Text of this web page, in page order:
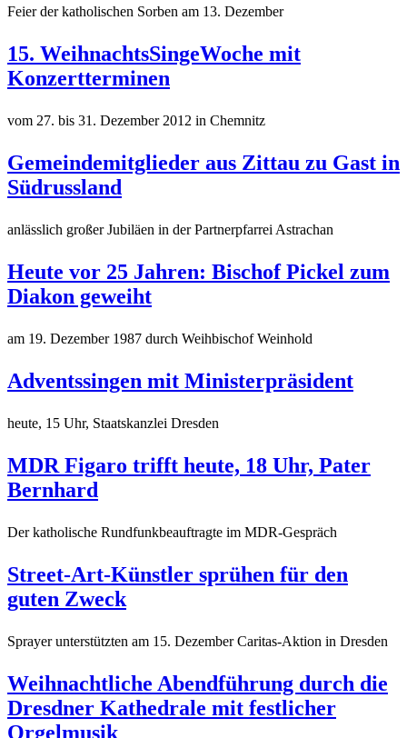
Feier der katholischen Sorben am 13. Dezember
15. WeihnachtsSingeWoche mit
Konzertterminen
vom 27. bis 31. Dezember 2012 in Chemnitz
Gemeindemitglieder aus Zittau zu Gast in
Südrussland
anlässlich großer Jubiläen in der Partnerpfarrei Astrachan
Heute vor 25 Jahren: Bischof Pickel zum
Diakon geweiht
am 19. Dezember 1987 durch Weihbischof Weinhold
Adventssingen mit Ministerpräsident
heute, 15 Uhr, Staatskanzlei Dresden
MDR Figaro trifft heute, 18 Uhr, Pater
Bernhard
Der katholische Rundfunkbeauftragte im MDR-Gespräch
Street-Art-Künstler sprühen für den
guten Zweck
Sprayer unterstützten am 15. Dezember Caritas-Aktion in Dresden
Weihnachtliche Abendführung durch die
Dresdner Kathedrale mit festlicher
Orgelmusik